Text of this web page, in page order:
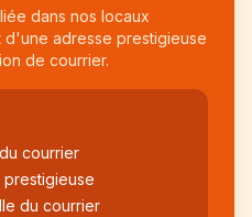
dans nos locaux
adresse prestigieuse
de courrier.
courrier
prestigieuse
du courrier